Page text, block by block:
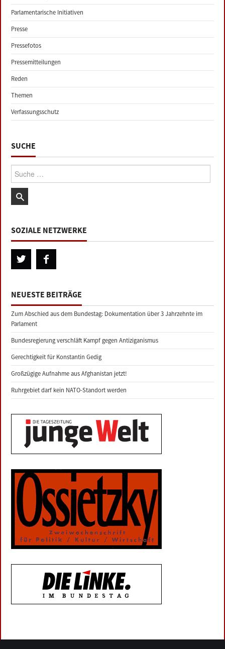
Parlamentarische Initiativen
Presse
Pressefotos
Pressemitteilungen
Reden
Themen
Verfassungsschutz
SUCHE
Suche:
SOZIALE NETZWERKE
NEUESTE BEITRÄGE
Zum Abschied aus dem Bundestag: Dokumentation über 3 Jahrzehnte im
Parlament
Bundesregierung verschläft Kampf gegen Antiziganismus
Gerechtigkeit für Konstantin Gedig
Großzügige Aufnahme aus Afghanistan jetzt!
Ruhrgebiet darf kein NATO-Standort werden